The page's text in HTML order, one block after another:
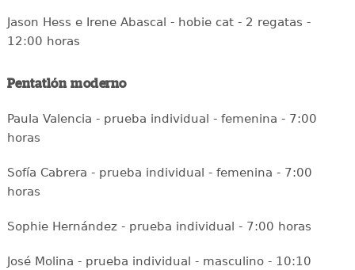
Jason Hess e Irene Abascal - hobie cat - 2 regatas -
12:00 horas
Pentatlón moderno
Paula Valencia - prueba individual - femenina - 7:00
horas
Sofía Cabrera - prueba individual - femenina - 7:00
horas
Sophie Hernández - prueba individual - 7:00 horas
José Molina - prueba individual - masculino - 10:10